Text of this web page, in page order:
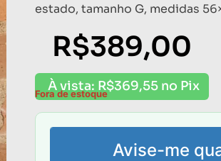
estado, tamanho G, medidas
R$389,00
À vista: R$369,55 no Pix
Fora de estoque
Avise-me